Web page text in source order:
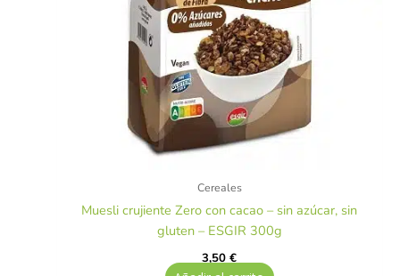
Cereales
Muesli crujiente Zero con cacao – sin azúcar, sin
gluten – ESGIR 300g
3,50€